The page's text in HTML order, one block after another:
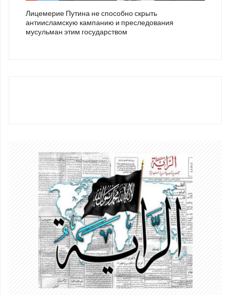
Лицемерие Путина не способно скрыть
антиисламскую кампанию и преследования
мусульман этим государством